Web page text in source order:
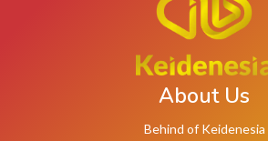
About Us
Behind of Keidenesia